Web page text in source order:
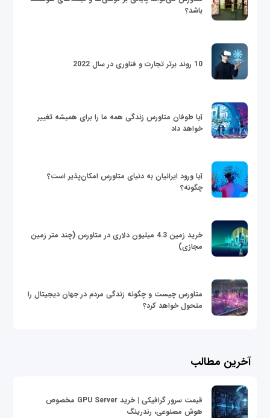
باشد؟
10 روند برتر تجارت و فناوری در سال 2022
آیا طوفان متاورس زندگی همه ما را برای همیشه تغییر
خواهد داد
آیا ورود ایرانیان به دنیای متاورس امکان‌پذیر است؟
چگونه؟
خرید زمین 4.3 میلیون دلاری در متاورس (چند متر زمین
مجازی)
متاورس چیست و چگونه زندگی مردم در جهان دیجیتال را
متحول خواهد کرد؟
آخرین مطالب
قیمت سرور گرافیکی | خرید GPU Server مخصوص
هوش مصنوعی، رندرینگ